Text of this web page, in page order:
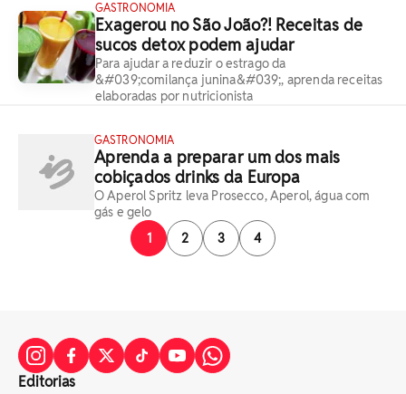
GASTRONOMIA
Exagerou no São João?! Receitas de
sucos detox podem ajudar
Para ajudar a reduzir o estrago da
&#039;comilança junina&#039;, aprenda receitas
elaboradas por nutricionista
GASTRONOMIA
Aprenda a preparar um dos mais
cobiçados drinks da Europa
O Aperol Spritz leva Prosecco, Aperol, água com
gás e gelo
1
2 3 4
Editorias